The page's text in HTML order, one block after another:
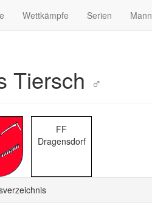
Wettkämpfe Serien
Tiersch ♂
FF
Dragensdorf